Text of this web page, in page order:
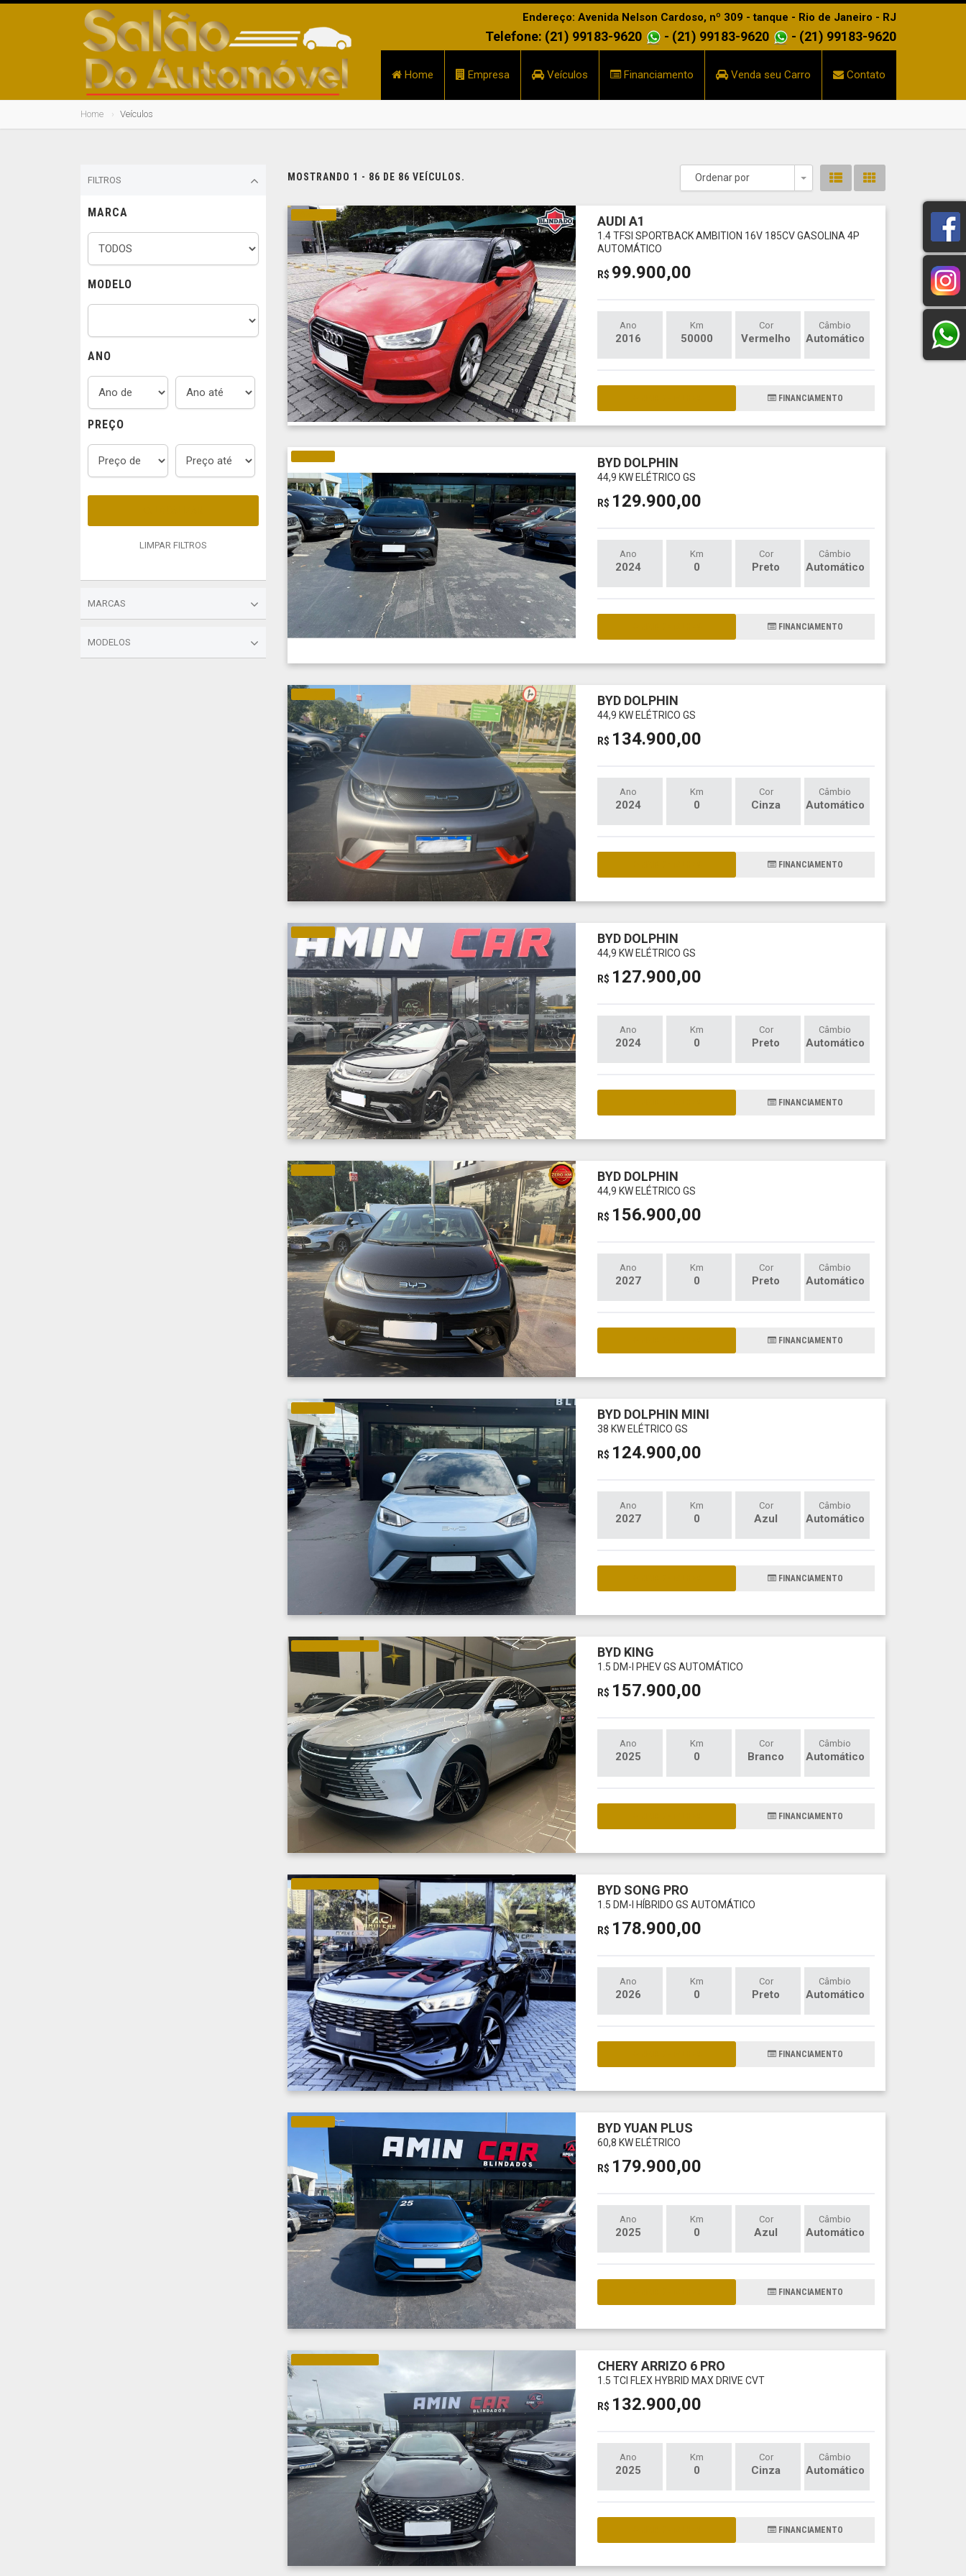
Endereço: Avenida Nelson Cardoso, nº 309 - tanque - Rio de Janeiro - RJ
Telefone: (21) 99183-9620 - (21) 99183-9620 - (21) 99183-9620
Home Empresa Veículos Financiamento Venda seu Carro Contato
Home Veículos
FILTROS
MARCA
MODELO
ANO
PREÇO
LIMPAR FILTROS
MARCAS
MODELOS
MOSTRANDO 1 - 86 DE 86 VEÍCULOS. Ordenar por
Toggle Dropdown
AUDI A1
1.4 TFSI SPORTBACK AMBITION 16V 185CV GASOLINA 4P
AUTOMÁTICO
R$ 99.900,00
Ano
2016
Km
50000
Cor
Vermelho
Câmbio
Automático
FINANCIAMENTO
BYD DOLPHIN
44,9 KW ELÉTRICO GS
R$ 129.900,00
Ano
2024
Km
0
Cor
Preto
Câmbio
Automático
FINANCIAMENTO
BYD DOLPHIN
44,9 KW ELÉTRICO GS
R$ 134.900,00
Ano
2024
Km
0
Cor
Cinza
Câmbio
Automático
FINANCIAMENTO
BYD DOLPHIN
44,9 KW ELÉTRICO GS
R$ 127.900,00
Ano
2024
Km
0
Cor
Preto
Câmbio
Automático
FINANCIAMENTO
BYD DOLPHIN
44,9 KW ELÉTRICO GS
R$ 156.900,00
Ano
2027
Km
0
Cor
Preto
Câmbio
Automático
FINANCIAMENTO
BYD DOLPHIN MINI
38 KW ELÉTRICO GS
R$ 124.900,00
Ano
2027
Km
0
Cor
Azul
Câmbio
Automático
FINANCIAMENTO
BYD KING
1.5 DM-I PHEV GS AUTOMÁTICO
R$ 157.900,00
Ano
2025
Km
0
Cor
Branco
Câmbio
Automático
FINANCIAMENTO
BYD SONG PRO
1.5 DM-I HÍBRIDO GS AUTOMÁTICO
R$ 178.900,00
Ano
2026
Km
0
Cor
Preto
Câmbio
Automático
FINANCIAMENTO
BYD YUAN PLUS
60,8 KW ELÉTRICO
R$ 179.900,00
Ano
2025
Km
0
Cor
Azul
Câmbio
Automático
FINANCIAMENTO
CHERY ARRIZO 6 PRO
1.5 TCI FLEX HYBRID MAX DRIVE CVT
R$ 132.900,00
Ano
2025
Km
0
Cor
Cinza
Câmbio
Automático
FINANCIAMENTO